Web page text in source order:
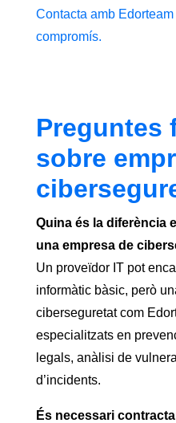
Contacta amb
compromís.
Preguntes
sobre
Quina és la diferència
una empresa de
Un proveïdor IT pot
informàtic bàsic, però
ciberseguretat com
especialitzats en
legals, anàlisi de
d’incidents.
És necessari